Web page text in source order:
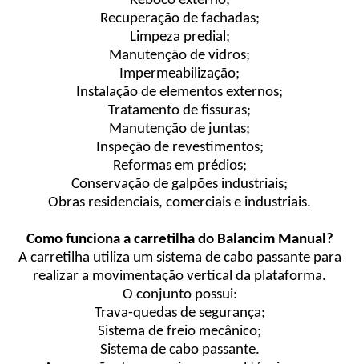
Recuperação de fachadas;
Limpeza predial;
Manutenção de vidros;
Impermeabilização;
Instalação de elementos externos;
Tratamento de fissuras;
Manutenção de juntas;
Inspeção de revestimentos;
Reformas em prédios;
Conservação de galpões industriais;
Obras residenciais, comerciais e industriais.
Como funciona a carretilha do Balancim Manual?
A carretilha utiliza um sistema de cabo passante para
realizar a movimentação vertical da plataforma.
O conjunto possui:
Trava-quedas de segurança;
Sistema de freio mecânico;
Sistema de cabo passante.